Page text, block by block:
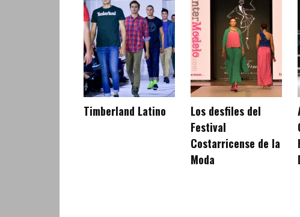
Timberland Latino
Los desfiles del
Festival
Costarricense de la
Moda